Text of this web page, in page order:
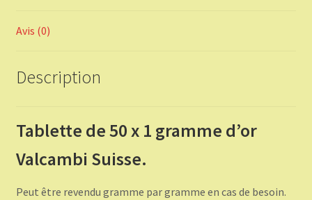
Avis (0)
Description
Tablette de 50 x 1 gramme d’or
Valcambi Suisse.
Peut être revendu gramme par gramme en cas de besoin.